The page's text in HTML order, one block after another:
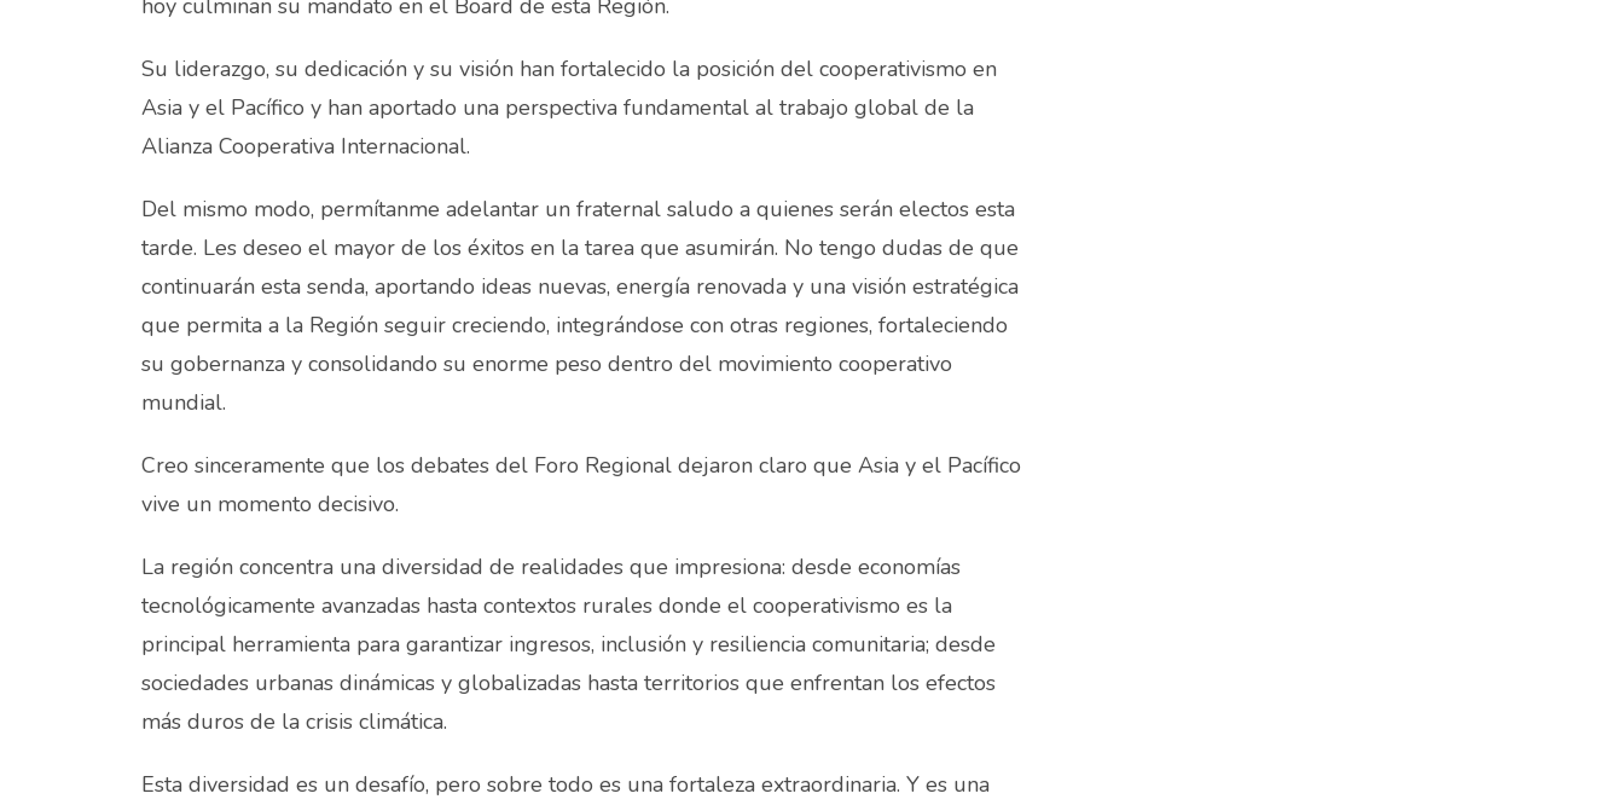
Su liderazgo, su dedicación y su visión han fortalecido la posición del cooperativismo en
Asia y el Pacífico y han aportado una perspectiva fundamental al trabajo global de la
Alianza Cooperativa Internacional.
Del mismo modo, permítanme adelantar un fraternal saludo a quienes serán electos esta
tarde. Les deseo el mayor de los éxitos en la tarea que asumirán. No tengo dudas de que
continuarán esta senda, aportando ideas nuevas, energía renovada y una visión estratégica
que permita a la Región seguir creciendo, integrándose con otras regiones, fortaleciendo
su gobernanza y consolidando su enorme peso dentro del movimiento cooperativo
mundial.
Creo sinceramente que los debates del Foro Regional dejaron claro que Asia y el Pacífico
vive un momento decisivo.
La región concentra una diversidad de realidades que impresiona: desde economías
tecnológicamente avanzadas hasta contextos rurales donde el cooperativismo es la
principal herramienta para garantizar ingresos, inclusión y resiliencia comunitaria; desde
sociedades urbanas dinámicas y globalizadas hasta territorios que enfrentan los efectos
más duros de la crisis climática.
Esta diversidad es un desafío, pero sobre todo es una fortaleza extraordinaria. Y es una